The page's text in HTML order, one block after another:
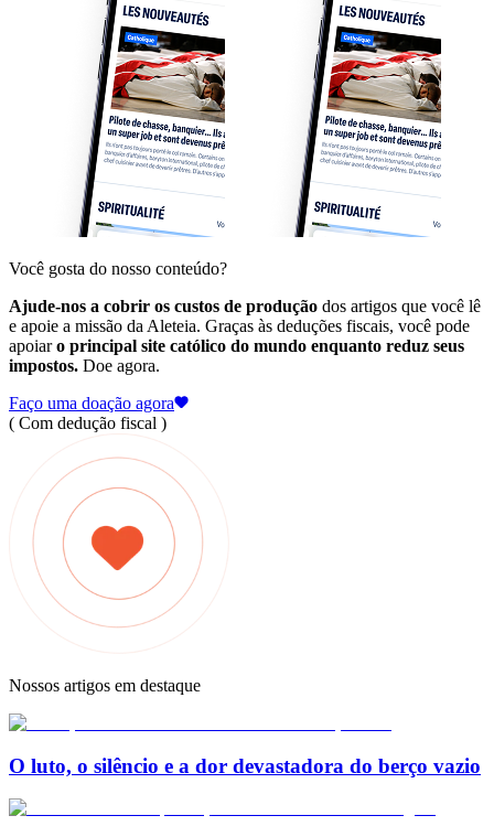
Você gosta do nosso conteúdo?
Ajude-nos a cobrir os custos de produção dos artigos que você lê
e apoie a missão da Aleteia. Graças às deduções fiscais, você pode
apoiaro principal site católico do mundo enquanto reduz seus
impostos. Doe agora.
Faço uma doação agora
( Com dedução fiscal )
Nossos artigos em destaque
O luto, o silêncio e a dor devastadora do berço vazio